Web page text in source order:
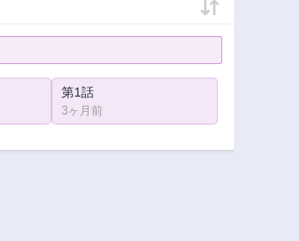
第1話
3ヶ月前